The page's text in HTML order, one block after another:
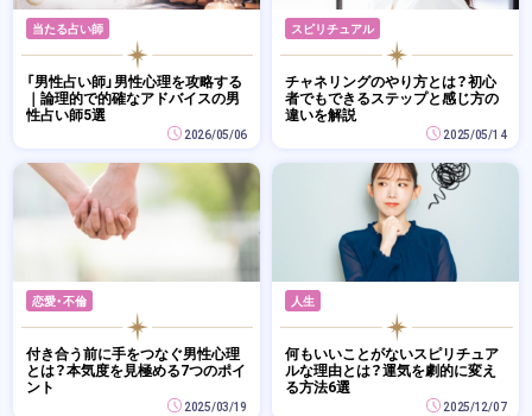
当たる占い師
「男性占い師」男性心理を攻略する
｜論理的で的確なアドバイスの男
性占い師5選
2026/05/06
スピリチュアル
チャネリングのやり方とは？初心
者でもできるステップと感じ方の
違いを解説
2025/05/14
恋愛・不倫
付き合う前に手をつなぐ男性心理
とは？本気度を見極める7つのポイ
ント
2025/03/19
人生
何もいいことがないスピリチュア
ルな理由とは？運気を劇的に変え
る方法6選
2025/12/07